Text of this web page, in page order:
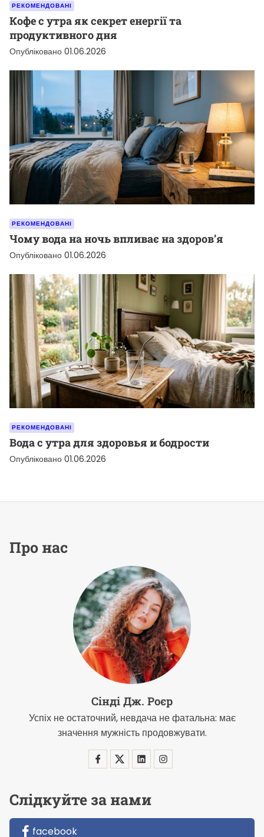
РЕКОМЕНДОВАНІ
Кофе с утра як секрет енергії та
продуктивного дня
Опубліковано 01.06.2026
РЕКОМЕНДОВАНІ
Чому вода на ночь впливає на здоров’я
Опубліковано 01.06.2026
РЕКОМЕНДОВАНІ
Вода с утра для здоровья и бодрости
Опубліковано 01.06.2026
Про нас
Сінді Дж. Роєр
Успіх не остаточний, невдача не фатальна: має
значення мужність продовжувати.
Слідкуйте за нами
facebook